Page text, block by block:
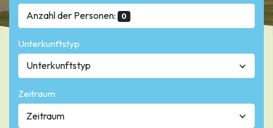
Unterkunftstyp
Unterkunftstyp
Zeitraum
Anzahl der Personen: 0